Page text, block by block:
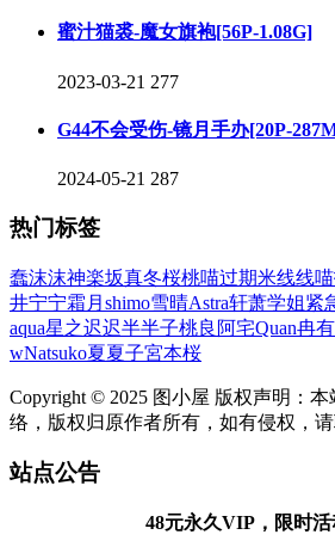
蜜汁猫裘-魔女旗袍[56P-1.08G]
2023-03-21 277
G44不会受伤-镜月手办[20P-
2024-05-21 287
热门标签
蠢沫沫神楽坂真冬桜桃喵过期米线线喵
井宁宁霜月shimo雪晴Astra轩萧学姐紧
aqua星之迟迟半半子桃良阿宅Quan冉
wNatsuko夏夏子宮本桜
Copyright © 2025 图小屋 版权声明：
络，版权归原作者所有，如有侵权，请
站点公告
48元永久VIP，限时活